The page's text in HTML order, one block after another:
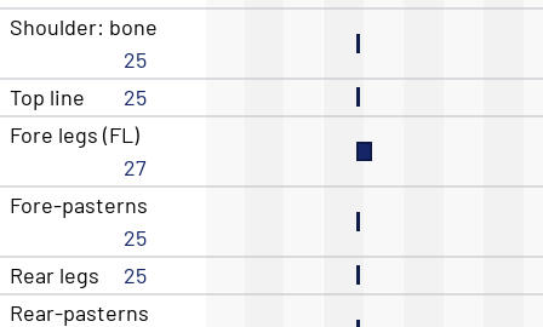
Shoulder: bone
25
Top line
25
Fore legs (FL)
27
Fore-pasterns
25
Rear legs
25
Rear-pasterns